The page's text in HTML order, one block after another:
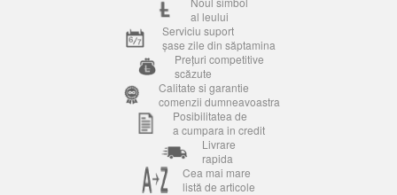
al leului
Serviciu suport
șase zile din săptamina
Prețuri competitive
scăzute
Calitate si garantie
comenzii dumneavoastra
Posibilitatea de
a cumpara in credit
Livrare
rapida
Cea mai mare
listă de articole